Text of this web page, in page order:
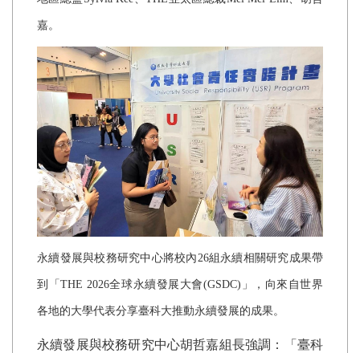
嘉。
永續發展與校務研究中心將校內26組永續相關研究成果帶
到「THE 2026全球永續發展大會(GSDC) 」，向來自世界
各地的大學代表分享臺科大推動永續發展的成果。
永續發展與校務研究中心胡哲嘉組長強調：「臺科